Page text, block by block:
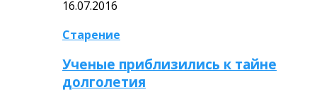
16.07.2016
Старение
Ученые приблизились к тайне
долголетия